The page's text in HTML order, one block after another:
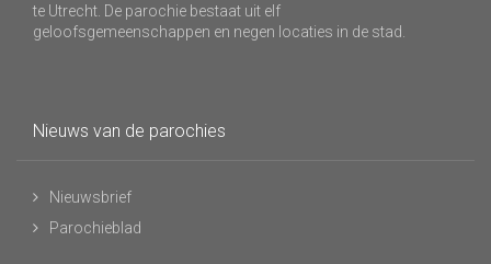
te Utrecht. De parochie bestaat uit elf
geloofsgemeenschappen en negen locaties in de stad.
Nieuws van de parochies
Nieuwsbrief
Parochieblad